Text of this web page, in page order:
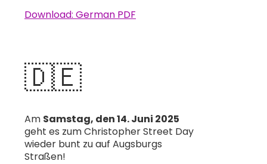
Download: German PDF
🇩🇪
Am Samstag, den 14. Juni 2025
geht es zum Christopher Street Day
wieder bunt zu auf Augsburgs
Straßen!